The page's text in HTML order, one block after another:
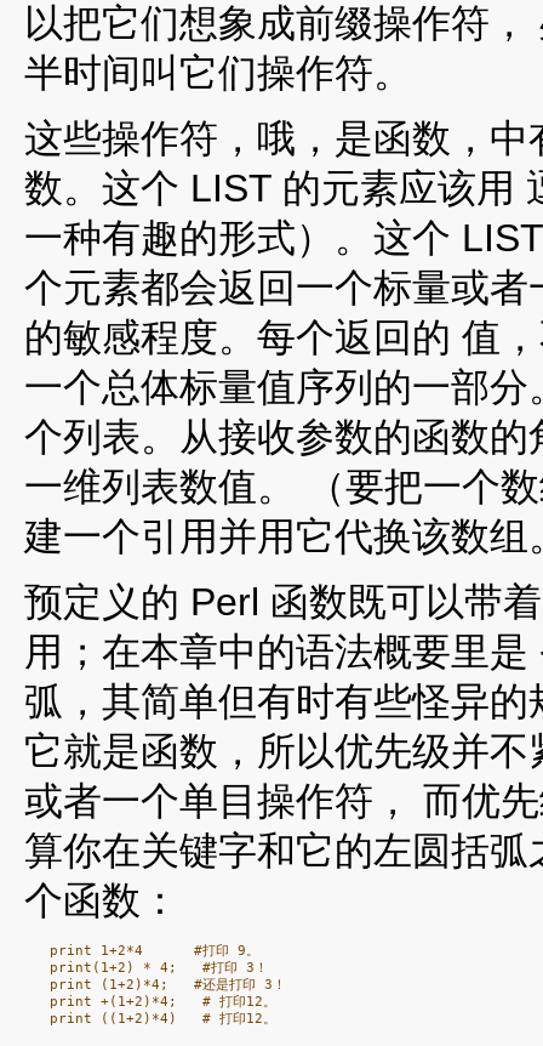
以把它们想象成前缀操作符
半时间叫它们操作符。
这些操作符，哦，是函数，
数。这个 LIST 的元素应该用
一种有趣的形式）。这个
个元素都会返回一个标量或
的敏感程度。每个返回的 值
一个总体标量值序列的一部
个列表。从接收参数的函数
一维列表数值。 （要把一个
建一个引用并用它代换该数组
预定义的 Perl 函数既可以带
用；在本章中的语法概要里
弧，其简单但有时有些怪异
它就是函数，所以优先级并
或者一个单目操作符， 而优
算你在关键字和它的左圆括
个函数：
   print 1+2*4      #打印 9。
   print(1+2) * 4;   #打印 3！
   print (1+2)*4;   #还是打印 3！
   print +(1+2)*4;   # 打印12。